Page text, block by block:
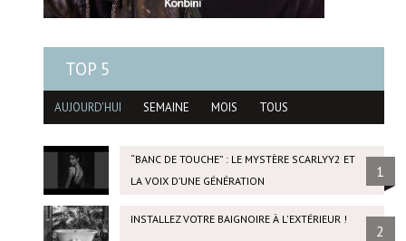
TOP 5
AUJOURD'HUI SEMAINE MOIS TOUS
“BANC DE TOUCHE” : LE MYSTÈRE SCARLYY2 ET
LA VOIX D’UNE GÉNÉRATION
1
INSTALLEZ VOTRE BAIGNOIRE À L'EXTÉRIEUR !
2